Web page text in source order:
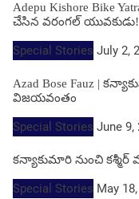
Adepu Kishore Bike
చేసిన వరంగల్ యువకుడు!
Special Stories July 2,
Azad Bose Fauz |
విజయవంతం
Special Stories June 9,
కన్యాకుమారి నుంచి
Special Stories May